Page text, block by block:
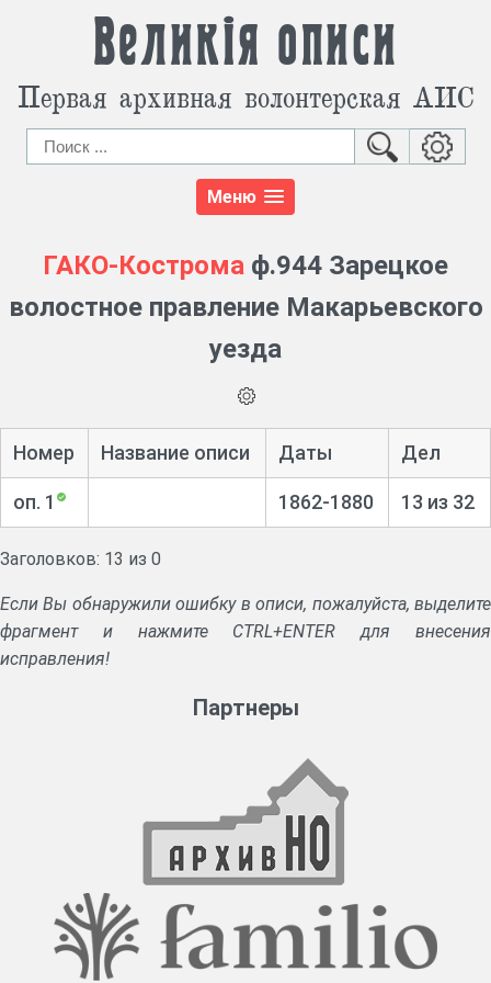
Великія описи
Первая архивная волонтерская АИС
Меню
ГАКО-Кострома ф.944 Зарецкое
волостное правление Макарьевского
уезда
Номер Название описи Даты Дел
оп. 1 1862-1880 13 из 32
Заголовков: 13 из 0
Если Вы обнаружили ошибку в описи, пожалуйста, выделите
фрагмент и нажмите CTRL+ENTER для внесения
исправления!
Партнеры